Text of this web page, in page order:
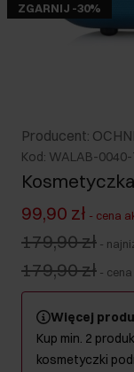
ZGARNIJ -30%
Producent:
Kod: WALAB-
99,90 zł - cena
179,90 zł -
179,90 zł -
Więcej
Kup min. 2
kosmetyczki